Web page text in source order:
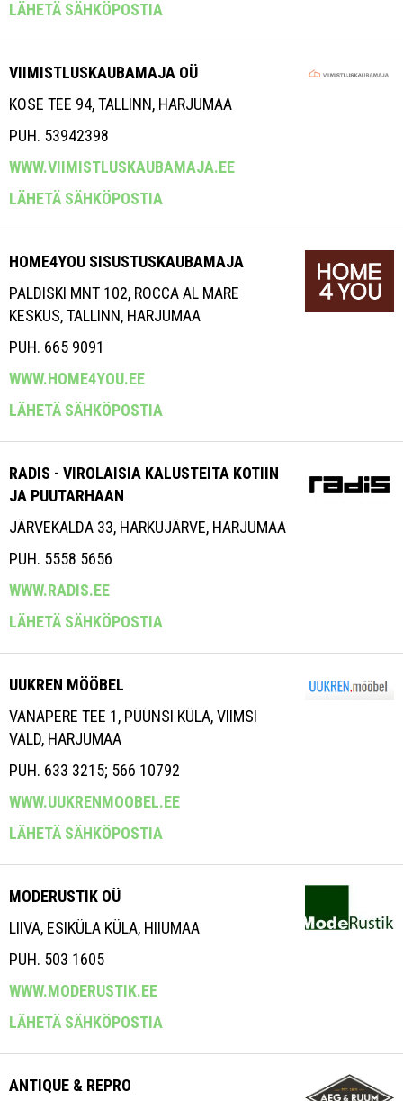
LÄHETÄ SÄHKÖPOSTIA
VIIMISTLUSKAUBAMAJA OÜ
KOSE TEE 94, TALLINN, HARJUMAA
PUH. 53942398
WWW.VIIMISTLUSKAUBAMAJA.EE
LÄHETÄ SÄHKÖPOSTIA
HOME4YOU SISUSTUSKAUBAMAJA
PALDISKI MNT 102, ROCCA AL MARE
KESKUS, TALLINN, HARJUMAA
PUH. 665 9091
WWW.HOME4YOU.EE
LÄHETÄ SÄHKÖPOSTIA
RADIS - VIROLAISIA KALUSTEITA KOTIIN
JA PUUTARHAAN
JÄRVEKALDA 33, HARKUJÄRVE, HARJUMAA
PUH. 5558 5656
WWW.RADIS.EE
LÄHETÄ SÄHKÖPOSTIA
UUKREN MÖÖBEL
VANAPERE TEE 1, PÜÜNSI KÜLA, VIIMSI
VALD, HARJUMAA
PUH. 633 3215; 566 10792
WWW.UUKRENMOOBEL.EE
LÄHETÄ SÄHKÖPOSTIA
MODERUSTIK OÜ
LIIVA, ESIKÜLA KÜLA, HIIUMAA
PUH. 503 1605
WWW.MODERUSTIK.EE
LÄHETÄ SÄHKÖPOSTIA
ANTIQUE & REPRO